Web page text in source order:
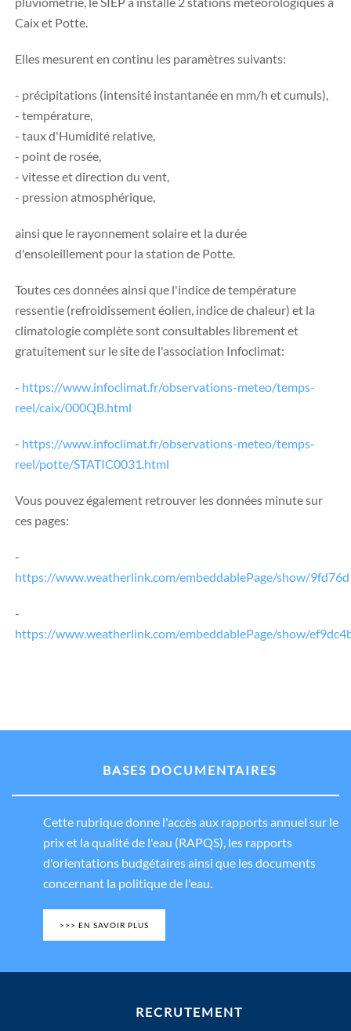
Caix et Potte.
Elles mesurent en continu les paramètres suivants:
- précipitations (intensité instantanée en mm/h et cumuls),
- température,
- taux d'Humidité relative,
- point de rosée,
- vitesse et direction du vent,
- pression atmosphérique,
ainsi que le rayonnement solaire et la durée
d'ensoleillement pour la station de Potte.
Toutes ces données ainsi que l'indice de température
ressentie (refroidissement éolien, indice de chaleur) et la
climatologie complète sont consultables librement et
gratuitement sur le site de l'association Infoclimat:
- https://www.infoclimat.fr/observations-meteo/temps-
reel/caix/000QB.html
- https://www.infoclimat.fr/observations-meteo/temps-
reel/potte/STATIC0031.html
Vous pouvez également retrouver les données minute sur
ces pages:
-
https://www.weatherlink.com/embeddablePage/show/
-
https://www.weatherlink.com/embeddablePage/show/
BASES DOCUMENTAIRES
Cette rubrique donne l'accès aux rapports annuel sur le
prix et la qualité de l'eau (RAPQS), les rapports
d'orientations budgétaires ainsi que les documents
concernant la politique de l'eau.
>>> EN SAVOIR PLUS
RECRUTEMENT